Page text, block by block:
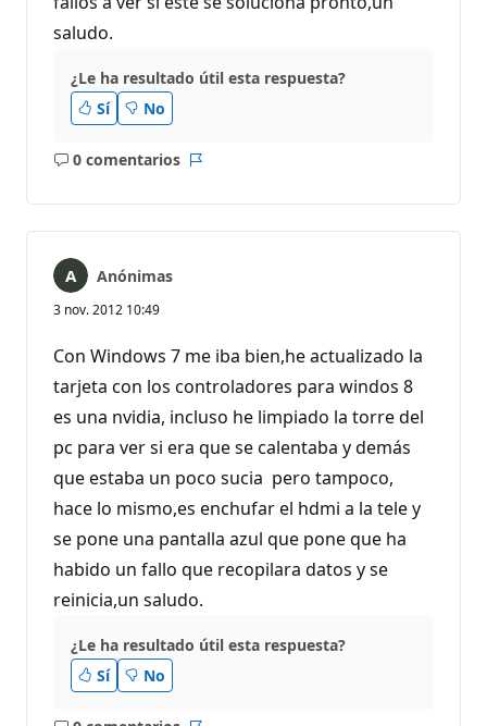
saludo.
¿Le ha resultado útil esta respuesta?
Sí
No
0 comentarios
No
Anónimas
3 nov. 2012 10:49
Con Windows 7 me iba bien,he actualizado la
tarjeta con los controladores para windos 8
es una nvidia, incluso he limpiado la torre del
pc para ver si era que se calentaba y demás
que estaba un poco sucia pero tampoco,
hace lo mismo,es enchufar el hdmi a la tele y
se pone una pantalla azul que pone que ha
habido un fallo que recopilara datos y se
reinicia,un saludo.
¿Le ha resultado útil esta respuesta?
Sí
No